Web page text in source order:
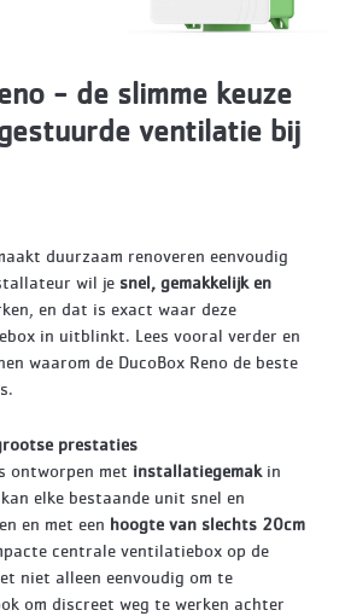
- de slimme keuze
ventilatie bij
duurzaam renoveren eenvoudig
wil je snel, gemakkelijk en
en dat is exact waar deze
in uitblinkt. Lees vooral verder en
waarom de DucoBox Reno de beste
prestaties
ontworpen met installatiegemak in
elke bestaande unit snel en
en met een hoogte van slechts 20cm
centrale ventilatiebox op de
niet alleen eenvoudig om te
om discreet weg te werken achter